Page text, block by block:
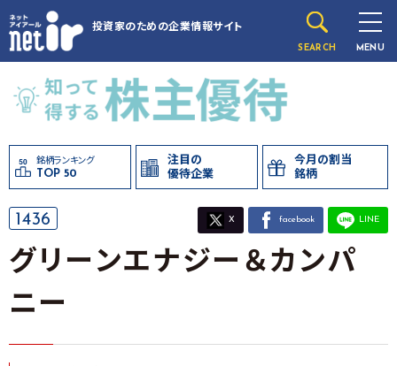
投資家のための企業情報サイト
SEARCH MENU
銘柄ランキング
TOP 50
注目の
優待企業
今月の割当
銘柄
1436 X facebook LINE
グリーンエナジー＆カンパ
ニー